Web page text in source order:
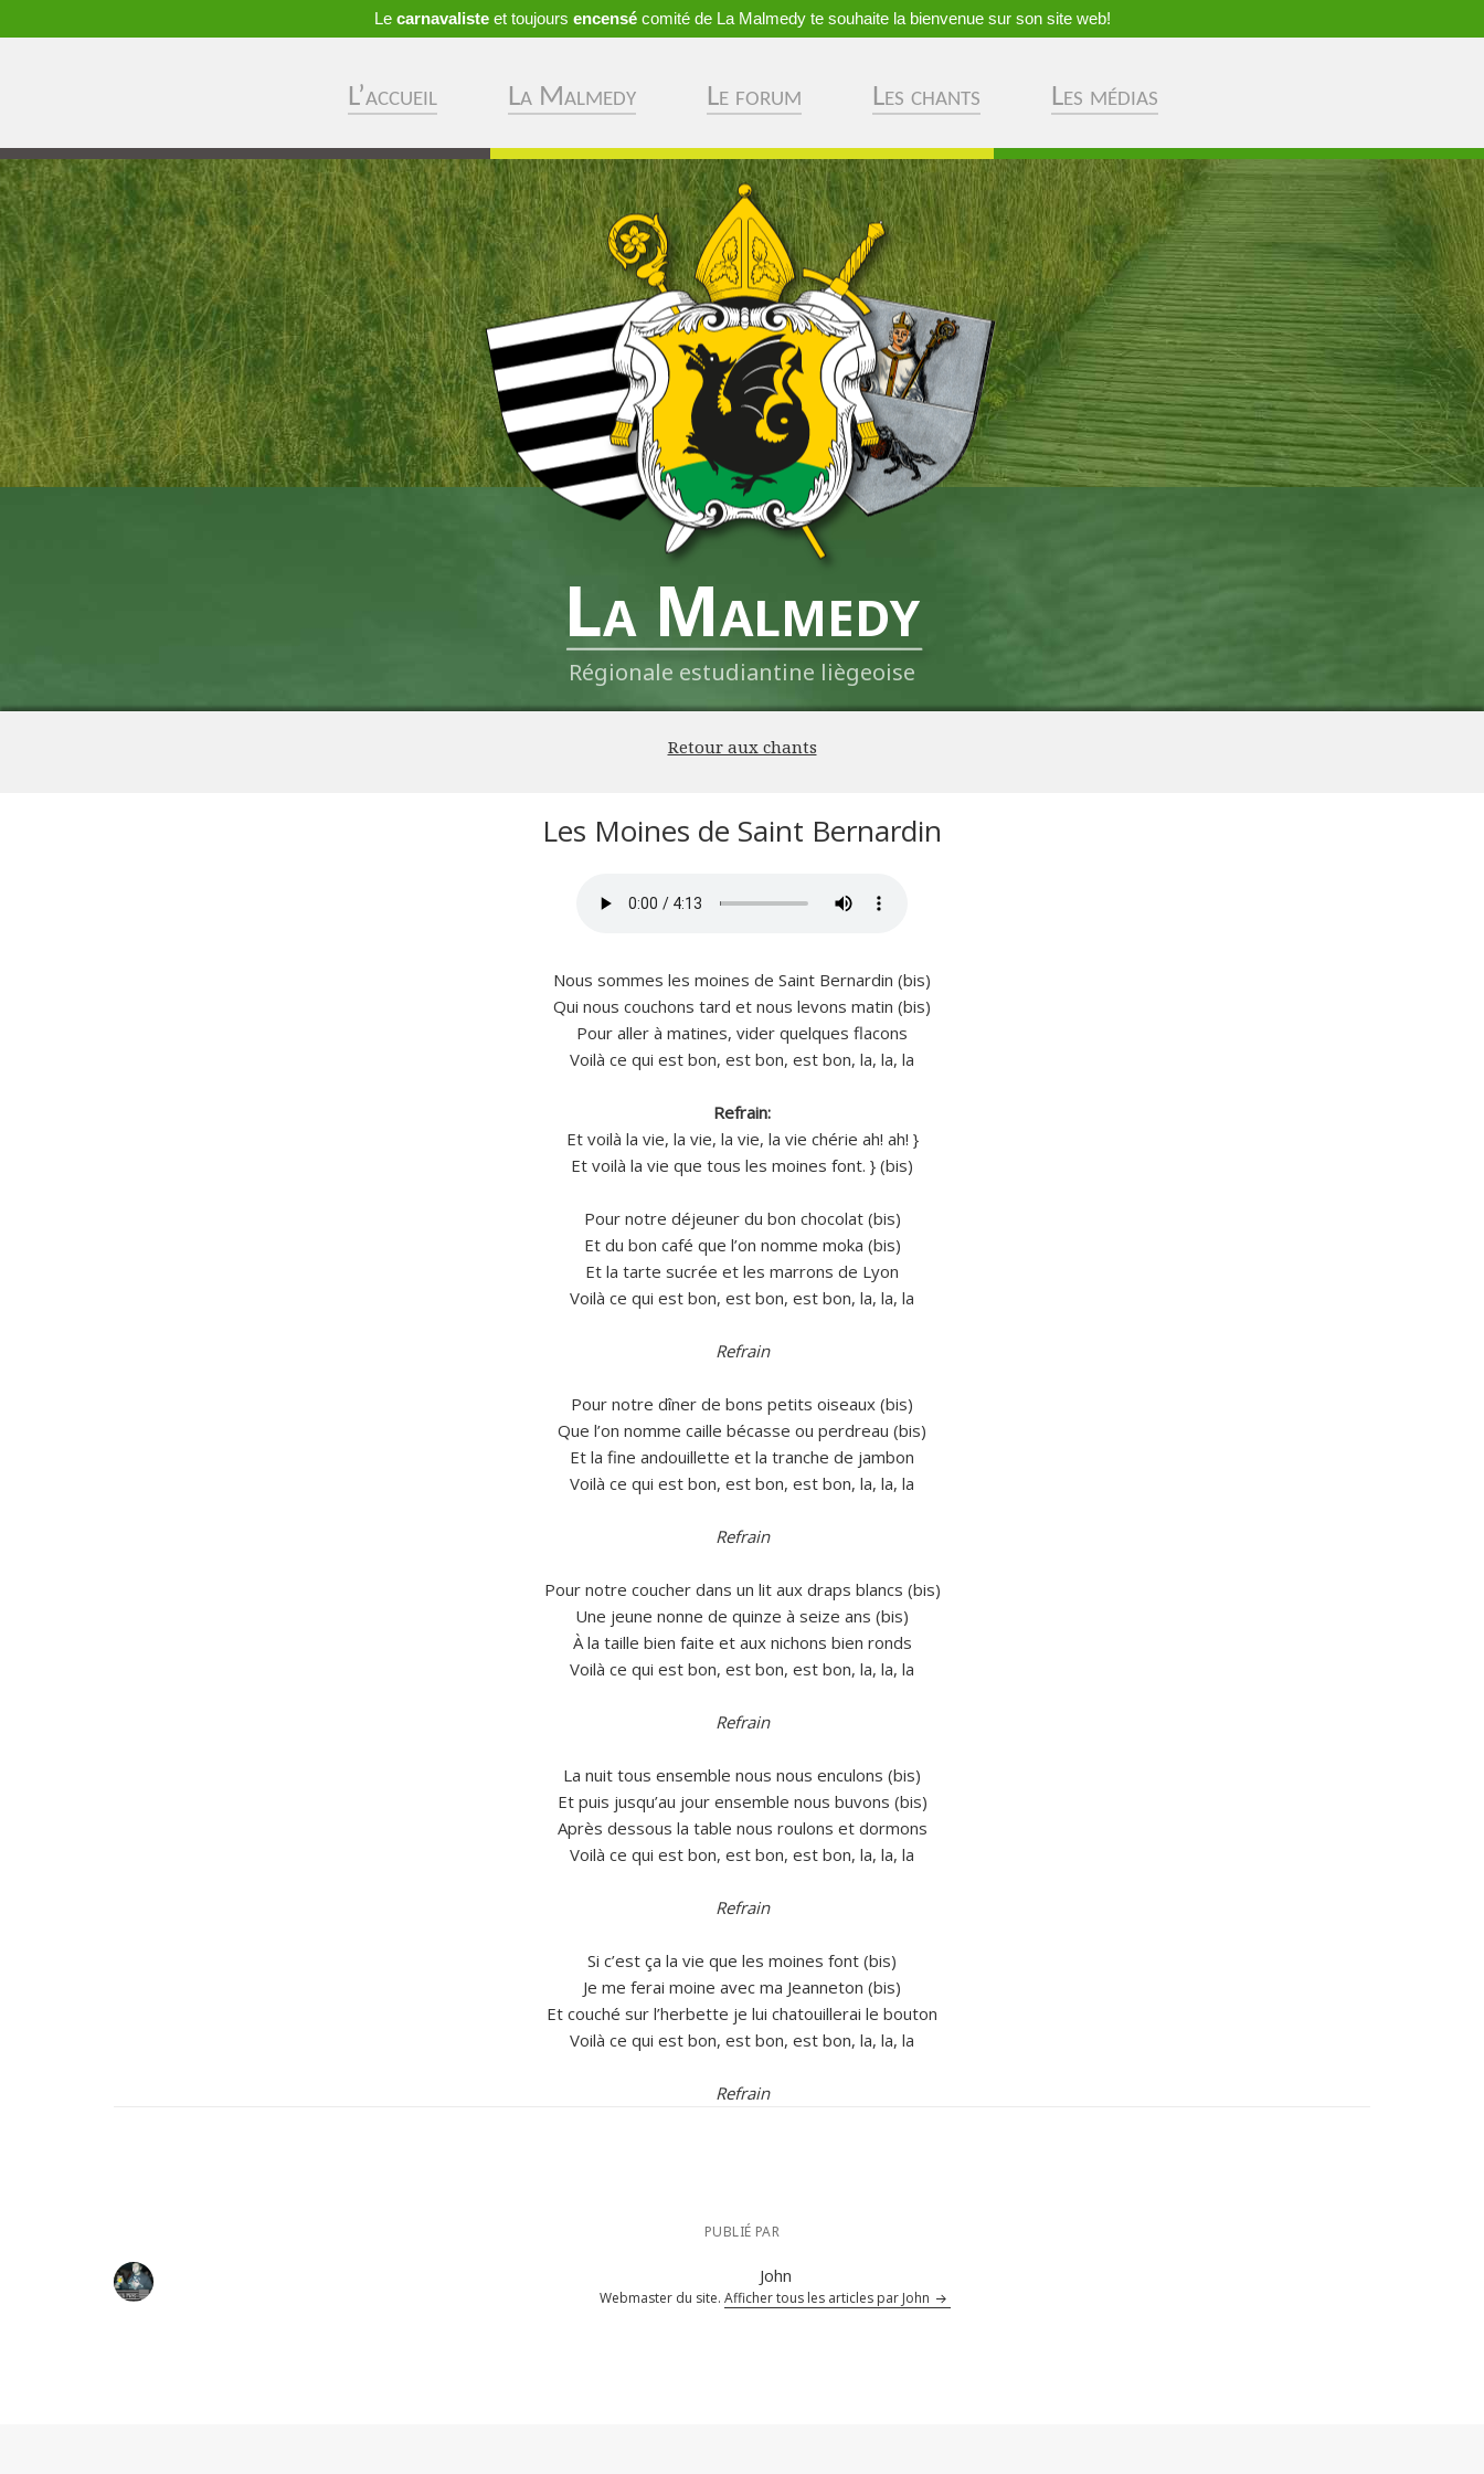
Le carnavalisteet toujours encensécomité de La Malmedy te souhaite la bienvenue sur son site web!
L’accueil La Malmedy Le forum Les chants Les médias
La Malmedy
Régionale estudiantine liègeoise
Retour aux chants
Les Moines de Saint Bernardin
Nous sommes les moines de Saint Bernardin (bis)
Qui nous couchons tard et nous levons matin (bis)
Pour aller à matines, vider quelques flacons
Voilà ce qui est bon, est bon, est bon, la, la, la
Refrain:
Et voilà la vie, la vie, la vie, la vie chérie ah! ah! }
Et voilà la vie que tous les moines font. } (bis)
Pour notre déjeuner du bon chocolat (bis)
Et du bon café que l’on nomme moka (bis)
Et la tarte sucrée et les marrons de Lyon
Voilà ce qui est bon, est bon, est bon, la, la, la
Refrain
Pour notre dîner de bons petits oiseaux (bis)
Que l’on nomme caille bécasse ou perdreau (bis)
Et la fine andouillette et la tranche de jambon
Voilà ce qui est bon, est bon, est bon, la, la, la
Refrain
Pour notre coucher dans un lit aux draps blancs (bis)
Une jeune nonne de quinze à seize ans (bis)
À la taille bien faite et aux nichons bien ronds
Voilà ce qui est bon, est bon, est bon, la, la, la
Refrain
La nuit tous ensemble nous nous enculons (bis)
Et puis jusqu’au jour ensemble nous buvons (bis)
Après dessous la table nous roulons et dormons
Voilà ce qui est bon, est bon, est bon, la, la, la
Refrain
Si c’est ça la vie que les moines font (bis)
Je me ferai moine avec ma Jeanneton (bis)
Et couché sur l’herbette je lui chatouillerai le bouton
Voilà ce qui est bon, est bon, est bon, la, la, la
Refrain
PUBLIÉ PAR
John
Webmaster du site. Afficher tous les articles par John